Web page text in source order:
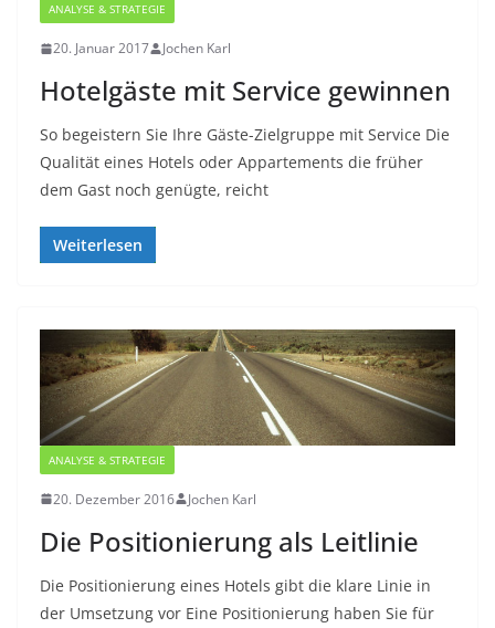
ANALYSE & STRATEGIE
20. Januar 2017 Jochen Karl
Hotelgäste mit Service gewinnen
So begeistern Sie Ihre Gäste-Zielgruppe mit Service Die
Qualität eines Hotels oder Appartements die früher
dem Gast noch genügte, reicht
Weiterlesen
ANALYSE & STRATEGIE
20. Dezember 2016 Jochen Karl
Die Positionierung als Leitlinie
Die Positionierung eines Hotels gibt die klare Linie in
der Umsetzung vor Eine Positionierung haben Sie für